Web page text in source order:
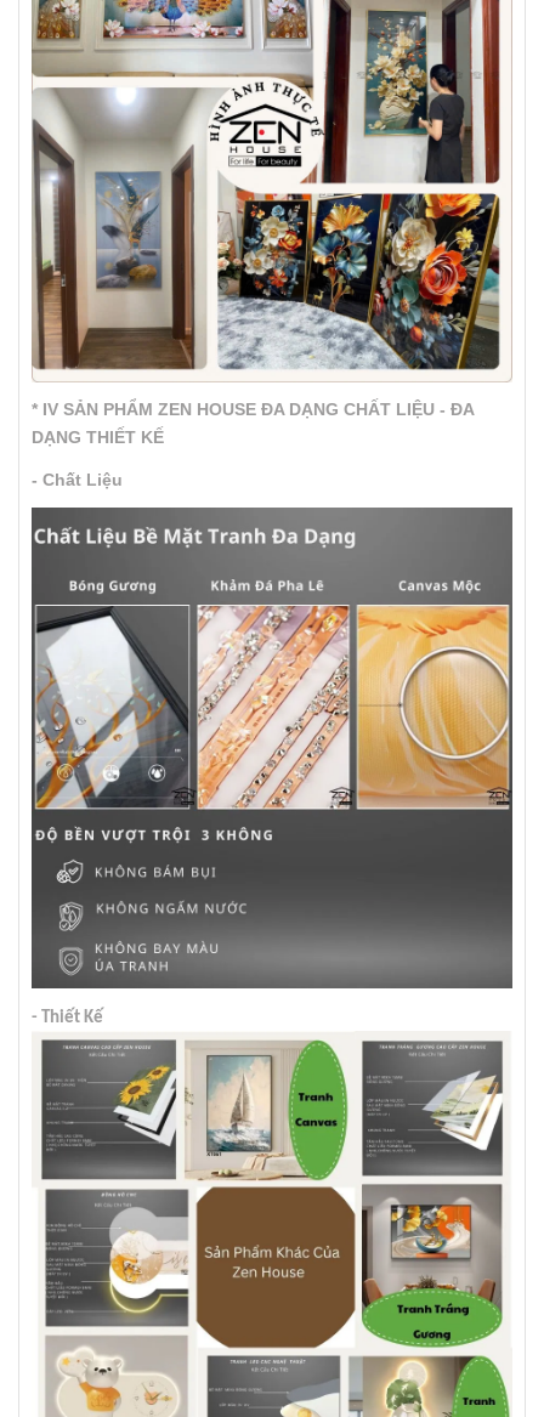
* IV SẢN PHẨM ZEN HOUSE ĐA DẠNG CHẤT LIỆU - ĐA
DẠNG THIẾT KẾ
- Chất Liệu
- Thiết Kế